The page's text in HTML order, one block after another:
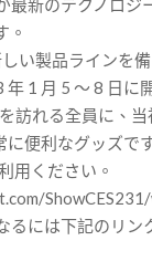
最新のテクノロ
。
い製品ラインを
1 月 5 ～ 8 日
訪れる全員に、
便利なグッズで
用ください。
るには下記のリ